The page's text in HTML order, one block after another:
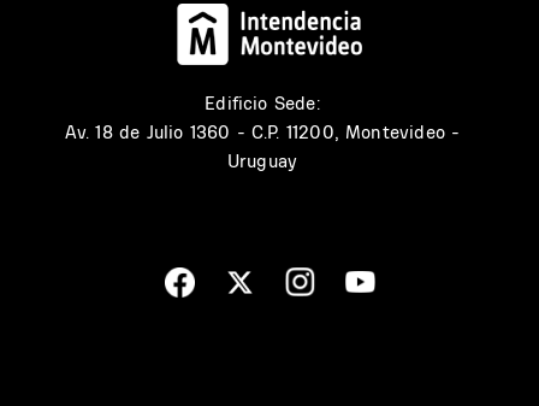
Edificio Sede:
Av. 18 de Julio 1360 - C.P. 11200, Montevideo -
Uruguay